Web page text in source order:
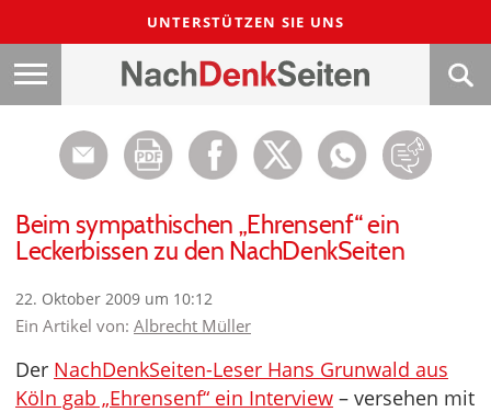
UNTERSTÜTZEN SIE UNS
Beim sympathischen „Ehrensenf“ ein
Leckerbissen zu den NachDenkSeiten
22. Oktober 2009 um 10:12
Ein Artikel von: Albrecht Müller
Der NachDenkSeiten-Leser Hans Grunwald aus
Köln gab „Ehrensenf“ ein Interview – versehen mit